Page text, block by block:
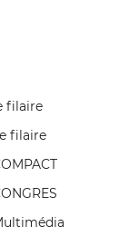
filaire
filaire